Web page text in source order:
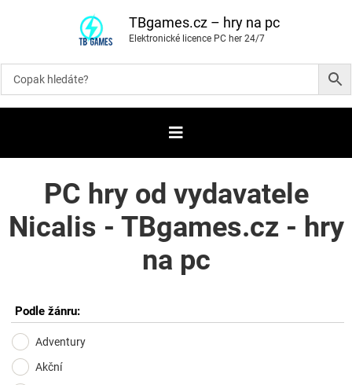
o
i
t
b
TBgames.cz – hry na pc
Elektronické licence PC her 24/7
PC hry od vydavatele
Nicalis - TBgames.cz - hry
na pc
Podle žánru:
Adventury
Akční